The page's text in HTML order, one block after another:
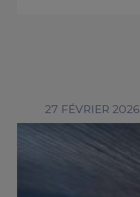
27 FÉVRIER 2026